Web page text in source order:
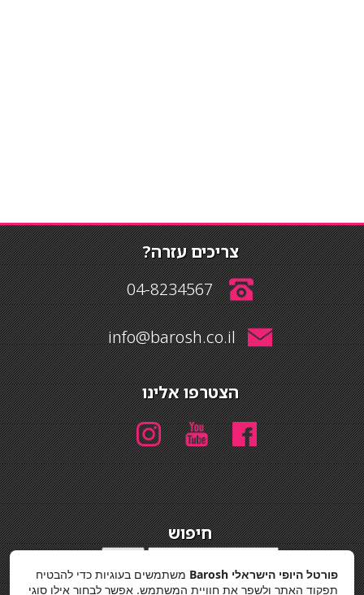
צריכים עזרה?
04-8234567
info@barosh.co.il
הצטרפו אלינו
חיפוש
מדיניות פרטיות
פורטל היופי הישראלי Barosh
משתמשים בעוגיות כדי להבטיח
תפקוד האתר ולשפר את חוויית המשתמש. אפשר לבחור אילו סוגי